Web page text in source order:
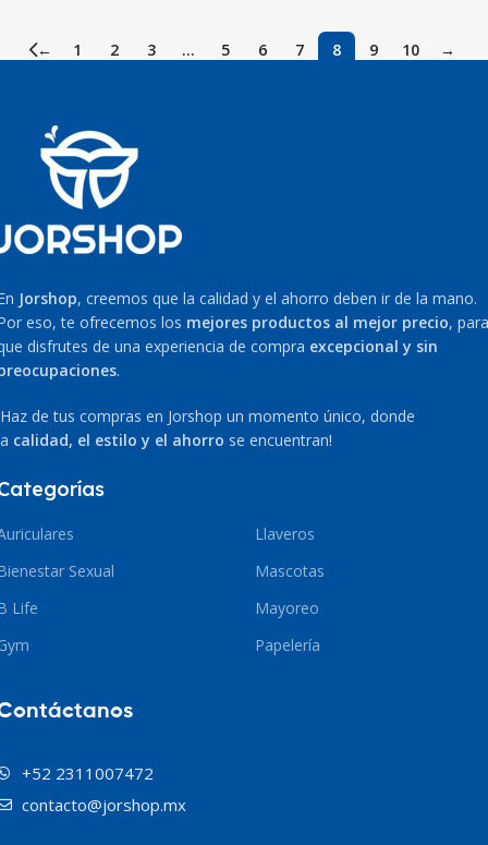
← 1 2 3 … 5 6 7 8 9 10 →
Jorshop, creemos que la calidad y el ahorro deben ir de la mano.
eso, te ofrecemos los mejores productos al mejor precio, para
disfrutes de una experiencia de compra excepcional y sin
.
de tus compras en Jorshop un momento único, donde
calidad, el estilo y el ahorro se encuentran!
Sexual
Life
Llaveros
Mascotas
Mayoreo
Papelería
+52 2311007472
contacto@jorshop.mx